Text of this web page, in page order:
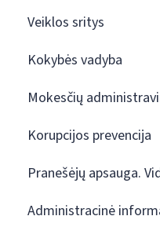
Veiklos sritys
Kokybės vadyba
Mokesčių
Korupcijos prevencija
Pranešėjų apsauga.
Administracinė